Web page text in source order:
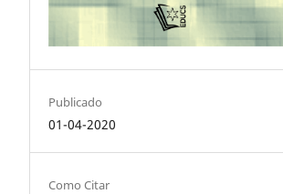
Publicado
01-04-2020
Como Citar